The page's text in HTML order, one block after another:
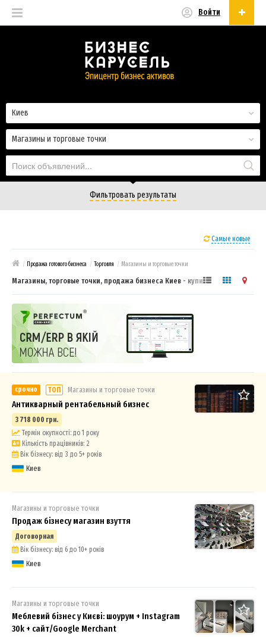
Войти
Магазины и торговые точки
Киев
Фильтровать результаты
Самые новые
/ Продажа готового бизнеса / Торговля / Магазины и торговые точки
Магазины, торговые точки, продажа бизнеса Киев - купить, продать
срочно ТОП Магазины и торговые точки
Антикварный рентабельный бизнес
3 718 000 грн.
Термін окупності: до 1 року
Кількість працівників: 2
Вік бізнесу: від 3 до 5+ років
Киев
3
Магазины и торговые точки
Продаж бізнесу магазин взуття
Договорная
Вік бізнесу: від 6 до 10+ років
Киев
6
Магазины и торговые точки
Меблевий бізнес у Києві: шоурум + Instagram
30k + сайт/Google Merchant